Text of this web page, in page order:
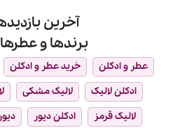
آخرین
برندها و
عطر و ادکلن خرید عطر و ادکلن
ادکلن لالیک
لالیک مشکی
لالیک قرمز
ادکلن دیور